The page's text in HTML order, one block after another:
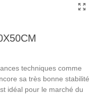
techniques comme
sa très bonne stabilité
idéal pour le marché du